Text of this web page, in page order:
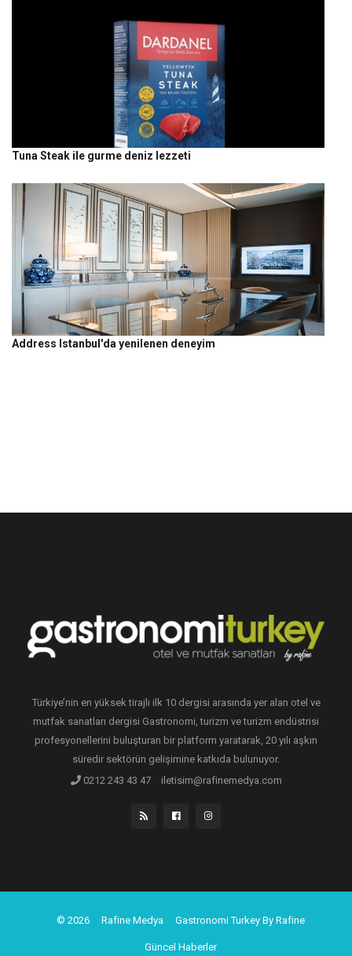
Tuna Steak ile gurme deniz lezzeti
Address Istanbul'da yenilenen deneyim
Türkiye’nin en yüksek tirajlı ilk 10 dergisi arasında yer alan otel ve
mutfak sanatları dergisi Gastronomi, turizm ve turizm endüstrisi
profesyonellerini buluşturan bir platform yaratarak, 20 yılı aşkın
süredir sektörün gelişimine katkıda bulunuyor.
0212 243 43 47
iletisim@rafinemedya.com
© 2026 Rafine Medya Gastronomi Turkey By Rafine
Güncel Haberler